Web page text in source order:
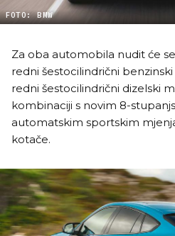
FOTO: BMW
Za oba automobila nudit će
redni šestocilindrični
redni šestocilindrični dizelski
kombinaciji s novim 8-
automatskim sportskim
kotače.